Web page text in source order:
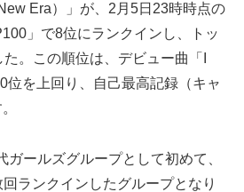
Era）」が、2月5日23時時点の
」で8位にランクインし、トッ
。この順位は、デビュー曲「I
位を上回り、自己最高記録（キャ
ールズグループとして初めて、
ランクインしたグループとなり